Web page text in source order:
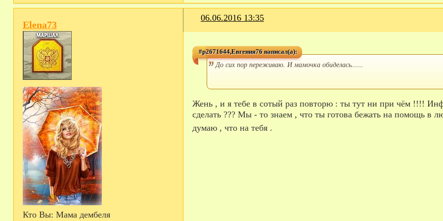
06.06.2016 13:35
Elena73
Кто Вы: Мама дембеля
#p2671644,Евгения76 написал(а):
До сих пор переживаю. И мамочка обиделась......
Жень , и я тебе в сотый раз повторю : ты тут ни при чём !!!! Информация пришла поздно , не точная . Что ты могла
сделать ??? Мы - то знаем , что ты готова бежать на помощь в
думаю , что на тебя .